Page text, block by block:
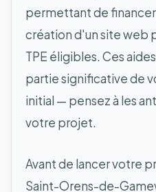
permettant de
création d'un site web
TPE éligibles. Ces
partie significative de
initial — pensez à les
votre projet.
Avant de lancer votre
Saint-Orens-de-